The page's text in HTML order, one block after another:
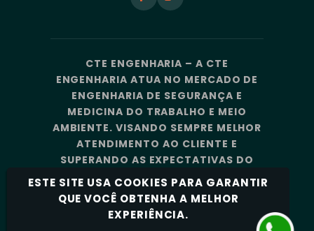
CTE ENGENHARIA – A CTE
ENGENHARIA ATUA NO MERCADO DE
ENGENHARIA DE SEGURANÇA E
MEDICINA DO TRABALHO E MEIO
AMBIENTE. VISANDO SEMPRE MELHOR
ATENDIMENTO AO CLIENTE E
SUPERANDO AS EXPECTATIVAS DO
MERCADO, A CTE ENGENHARIA
CONTA COM UMA EQUIPE DE
PROFISSIONAIS ALTAMENTE
ESTE SITE USA COOKIES PARA GARANTIR
QUE VOCÊ OBTENHA A MELHOR
EXPERIÊNCIA.